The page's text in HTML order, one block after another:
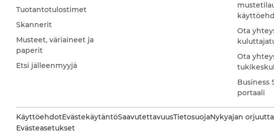
Tuotantotulostimet
Skannerit
Musteet, väriaineet ja
paperit
Etsi jälleenmyyjä
Ota
Ota
Business
portaali
KäyttöehdotEvästekäytäntöSaavutettavuusTietosuojaNykyajan
Evästeasetukset